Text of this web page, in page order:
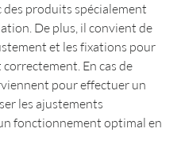
des produits spécialement
De plus, il convient de
et les fixations pour
En cas de
pour effectuer un
les ajustements
fonctionnement optimal en